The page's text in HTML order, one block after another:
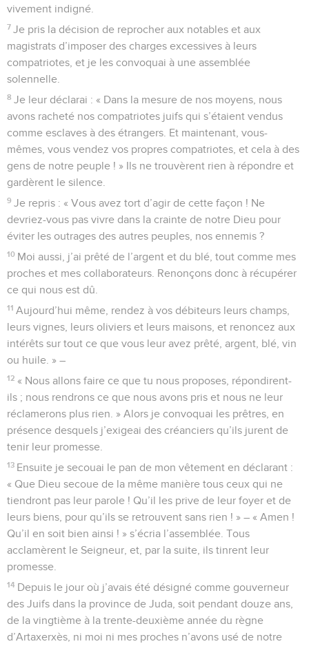
vivement indigné.
7 Je pris la décision de reprocher aux notables et aux
magistrats d’imposer des charges excessives à leurs
compatriotes, et je les convoquai à une assemblée
solennelle.
8 Je leur déclarai : « Dans la mesure de nos moyens, nous
avons racheté nos compatriotes juifs qui s’étaient vendus
comme esclaves à des étrangers. Et maintenant, vous-
mêmes, vous vendez vos propres compatriotes, et cela à des
gens de notre peuple ! » Ils ne trouvèrent rien à répondre et
gardèrent le silence.
9 Je repris : « Vous avez tort d’agir de cette façon ! Ne
devriez-vous pas vivre dans la crainte de notre Dieu pour
éviter les outrages des autres peuples, nos ennemis ?
10 Moi aussi, j’ai prêté de l’argent et du blé, tout comme mes
proches et mes collaborateurs. Renonçons donc à récupérer
ce qui nous est dû.
11 Aujourd’hui même, rendez à vos débiteurs leurs champs,
leurs vignes, leurs oliviers et leurs maisons, et renoncez aux
intérêts sur tout ce que vous leur avez prêté, argent, blé, vin
ou huile. » –
12 « Nous allons faire ce que tu nous proposes, répondirent-
ils ; nous rendrons ce que nous avons pris et nous ne leur
réclamerons plus rien. » Alors je convoquai les prêtres, en
présence desquels j’exigeai des créanciers qu’ils jurent de
tenir leur promesse.
13 Ensuite je secouai le pan de mon vêtement en déclarant :
« Que Dieu secoue de la même manière tous ceux qui ne
tiendront pas leur parole ! Qu’il les prive de leur foyer et de
leurs biens, pour qu’ils se retrouvent sans rien ! » – « Amen !
Qu’il en soit bien ainsi ! » s’écria l’assemblée. Tous
acclamèrent le Seigneur, et, par la suite, ils tinrent leur
promesse.
14 Depuis le jour où j’avais été désigné comme gouverneur
des Juifs dans la province de Juda, soit pendant douze ans,
de la vingtième à la trente-deuxième année du règne
d’Artaxerxès, ni moi ni mes proches n’avons usé de notre